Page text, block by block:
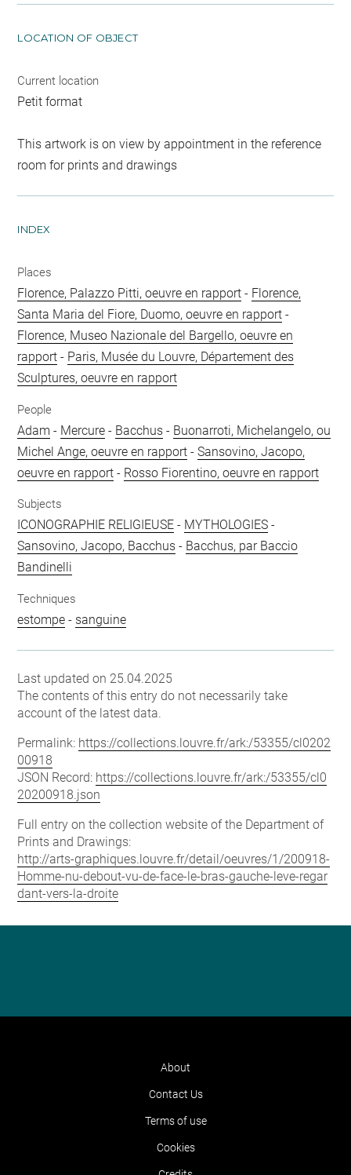
LOCATION OF OBJECT
Current location
Petit format
This artwork is on view by appointment in the reference
room for prints and drawings
INDEX
Places
Florence, Palazzo Pitti, oeuvre en rapport - Florence,
Santa Maria del Fiore, Duomo, oeuvre en rapport -
Florence, Museo Nazionale del Bargello, oeuvre en
rapport - Paris, Musée du Louvre, Département des
Sculptures, oeuvre en rapport
People
Adam - Mercure - Bacchus - Buonarroti, Michelangelo, ou
Michel Ange, oeuvre en rapport -Sansovino, Jacopo,
oeuvre en rapport - Rosso Fiorentino, oeuvre en rapport
Subjects
ICONOGRAPHIE RELIGIEUSE - MYTHOLOGIES -
Sansovino, Jacopo, Bacchus - Bacchus, par Baccio
Bandinelli
Techniques
estompe - sanguine
Last updated on 25.04.2025
The contents of this entry do not necessarily take
account of the latest data.
Permalink: https://collections.louvre.fr/ark:/53355/cl0202
00918
JSON Record: https://collections.louvre.fr/ark:/53355/cl0
20200918.json
Full entry on the collection website of the Department of
Prints and Drawings:
http://arts-graphiques.louvre.fr/detail/oeuvres/1/200918-
Homme-nu-debout-vu-de-face-le-bras-gauche-leve-regar
dant-vers-la-droite
About
Contact Us
Terms of use
Cookies